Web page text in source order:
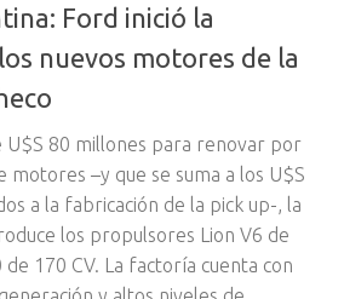
Ford inició la
nuevos motores de la
U$S 80 millones para renovar por
–y que se suma a los U$S
a la fabricación de la pick up-, la
los propulsores Lion V6 de
170 CV. La factoría cuenta con